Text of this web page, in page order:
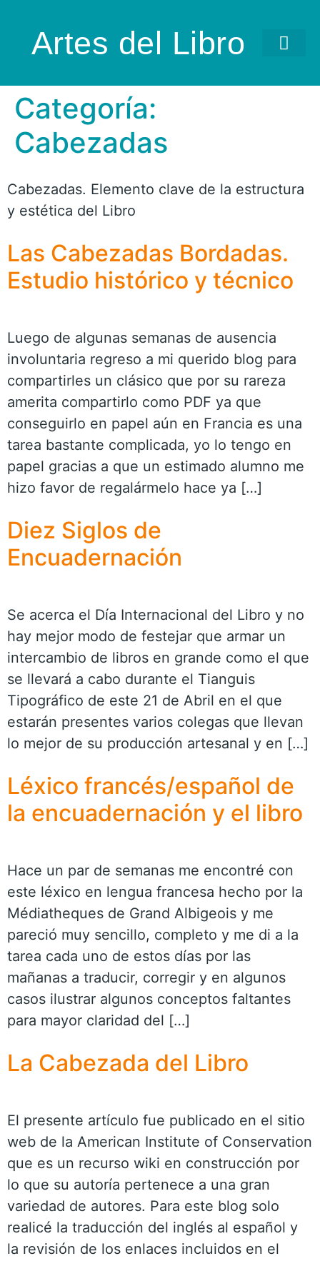
Artes del Libro
Categoría:
Cabezadas
Cabezadas. Elemento clave de la estructura
y estética del Libro
Las Cabezadas Bordadas.
Estudio histórico y técnico
Luego de algunas semanas de ausencia
involuntaria regreso a mi querido blog para
compartirles un clásico que por su rareza
amerita compartirlo como PDF ya que
conseguirlo en papel aún en Francia es una
tarea bastante complicada, yo lo tengo en
papel gracias a que un estimado alumno me
hizo favor de regalármelo hace ya […]
Diez Siglos de
Encuadernación
Se acerca el Día Internacional del Libro y no
hay mejor modo de festejar que armar un
intercambio de libros en grande como el que
se llevará a cabo durante el Tianguis
Tipográfico de este 21 de Abril en el que
estarán presentes varios colegas que llevan
lo mejor de su producción artesanal y en […]
Léxico francés/español de
la encuadernación y el libro
Hace un par de semanas me encontré con
este léxico en lengua francesa hecho por la
Médiatheques de Grand Albigeois y me
pareció muy sencillo, completo y me di a la
tarea cada uno de estos días por las
mañanas a traducir, corregir y en algunos
casos ilustrar algunos conceptos faltantes
para mayor claridad del […]
La Cabezada del Libro
El presente artículo fue publicado en el sitio
web de la American Institute of Conservation
que es un recurso wiki en construcción por
lo que su autoría pertenece a una gran
variedad de autores. Para este blog solo
realicé la traducción del inglés al español y
la revisión de los enlaces incluidos en el